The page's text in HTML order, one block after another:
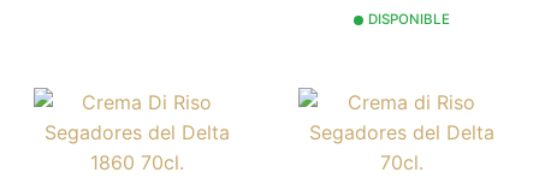
DISPONIBLE